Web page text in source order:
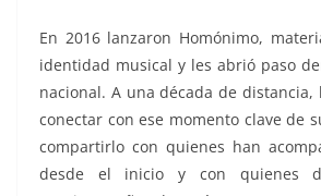
En 2016 lanzaron Homónimo,
identidad musical y les abrió paso
nacional. A una década de distancia,
conectar con ese momento clave de
compartirlo con quienes han
desde el inicio y con quienes